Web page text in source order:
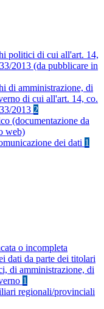
politici di cui all'art. 14,
2013 (da pubblicare in
di amministrazione, di
di cui all'art. 14, co.
2013 2
(documentazione da
web)
dei dati 1
o incompleta
dati da parte dei titolari
di amministrazione, di
1
regionali/provinciali